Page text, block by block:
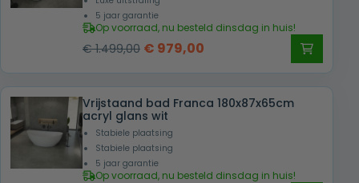
5 jaar garantie
Op voorraad, nu besteld dinsdag in huis!
€1.499,00 Oorspronkelijke
was:
€ 1.499,00.
€ 979,00
is:
€ 979,00.
Vrijstaand bad Franca 180x87x65cm
acryl glans wit
Stabiele plaatsing
Stabiele plaatsing
5 jaar garantie
Op voorraad, nu besteld dinsdag in huis!